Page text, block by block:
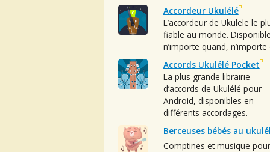
Accordeur Ukulélé
L’accordeur de Ukulele le
fiable au monde. Disponible
n’importe quand, n’importe
Accords Ukulélé Pocket
La plus grande librairie
d’accords de Ukulélé pour
Android, disponibles en
différents accordages.
Berceuses bébés au
Comptines et musique pour